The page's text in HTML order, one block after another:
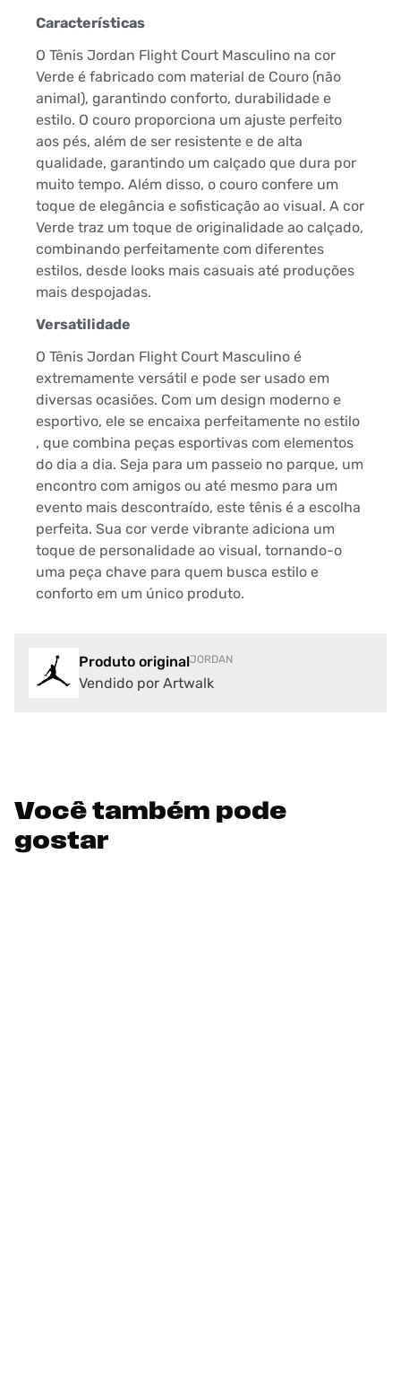
Características
O Tênis Jordan Flight Court Masculino na cor
Verde é fabricado com material de Couro (não
animal), garantindo conforto, durabilidade e
estilo. O couro proporciona um ajuste perfeito
aos pés, além de ser resistente e de alta
qualidade, garantindo um calçado que dura por
muito tempo. Além disso, o couro confere um
toque de elegância e sofisticação ao visual. A cor
Verde traz um toque de originalidade ao calçado,
combinando perfeitamente com diferentes
estilos, desde looks mais casuais até produções
mais despojadas.
Versatilidade
O Tênis Jordan Flight Court Masculino é
extremamente versátil e pode ser usado em
diversas ocasiões. Com um design moderno e
esportivo, ele se encaixa perfeitamente no estilo
, que combina peças esportivas com elementos
do dia a dia. Seja para um passeio no parque, um
encontro com amigos ou até mesmo para um
evento mais descontraído, este tênis é a escolha
perfeita. Sua cor verde vibrante adiciona um
toque de personalidade ao visual, tornando-o
uma peça chave para quem busca estilo e
conforto em um único produto.
Produto originalJORDAN
Vendido por Artwalk
Você também pode
gostar